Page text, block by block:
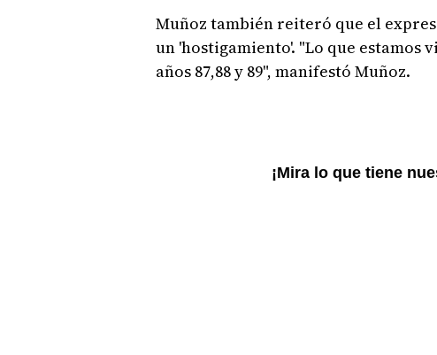
Muñoz también reiteró que el
un 'hostigamiento'. "Lo que estamos
años 87,88 y 89", manifestó Muñoz.
¡Mira lo que tiene